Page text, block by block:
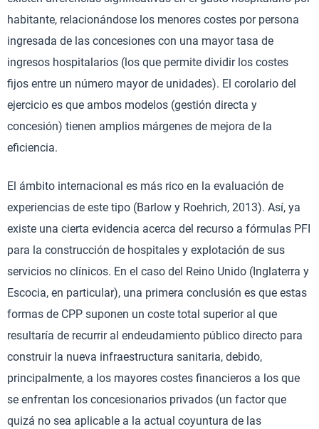
habitante, relacionándose los menores costes por persona
ingresada de las concesiones con una mayor tasa de
ingresos hospitalarios (los que permite dividir los costes
fijos entre un número mayor de unidades). El corolario del
ejercicio es que ambos modelos (gestión directa y
concesión) tienen amplios márgenes de mejora de la
eficiencia.
El ámbito internacional es más rico en la evaluación de
experiencias de este tipo (Barlow y Roehrich, 2013). Así, ya
existe una cierta evidencia acerca del recurso a fórmulas PFI
para la construcción de hospitales y explotación de sus
servicios no clínicos. En el caso del Reino Unido (Inglaterra y
Escocia, en particular), una primera conclusión es que estas
formas de CPP suponen un coste total superior al que
resultaría de recurrir al endeudamiento público directo para
construir la nueva infraestructura sanitaria, debido,
principalmente, a los mayores costes financieros a los que
se enfrentan los concesionarios privados (un factor que
quizá no sea aplicable a la actual coyuntura de las